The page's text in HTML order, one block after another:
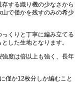
する織り機の少なさから
で僅かを残すのみの希少
くりと丁寧に編み立てる
した生地となります。
度は倍以上も強く、長年
僅か12枚分しか編むこと